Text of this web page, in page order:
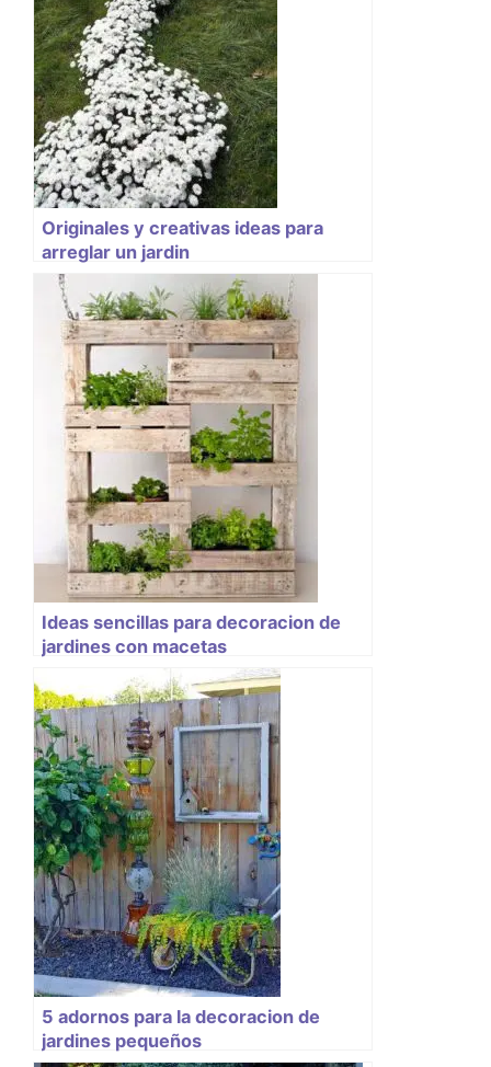
Originales y creativas ideas para
arreglar un jardin
Ideas sencillas para decoracion de
jardines con macetas
5 adornos para la decoracion de
jardines pequeños